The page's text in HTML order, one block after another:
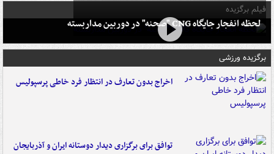
فیلم برگزیده
لحظه انفجار جایگاه CNG "صحنه" در دوربین مداربسته
برگزیده ورزشی
اخراج بدون تعارف در انتظار فرد خاطی پرسپولیس
توافق برای برگزاری دیدار دوستانه ایران و آذربایجان